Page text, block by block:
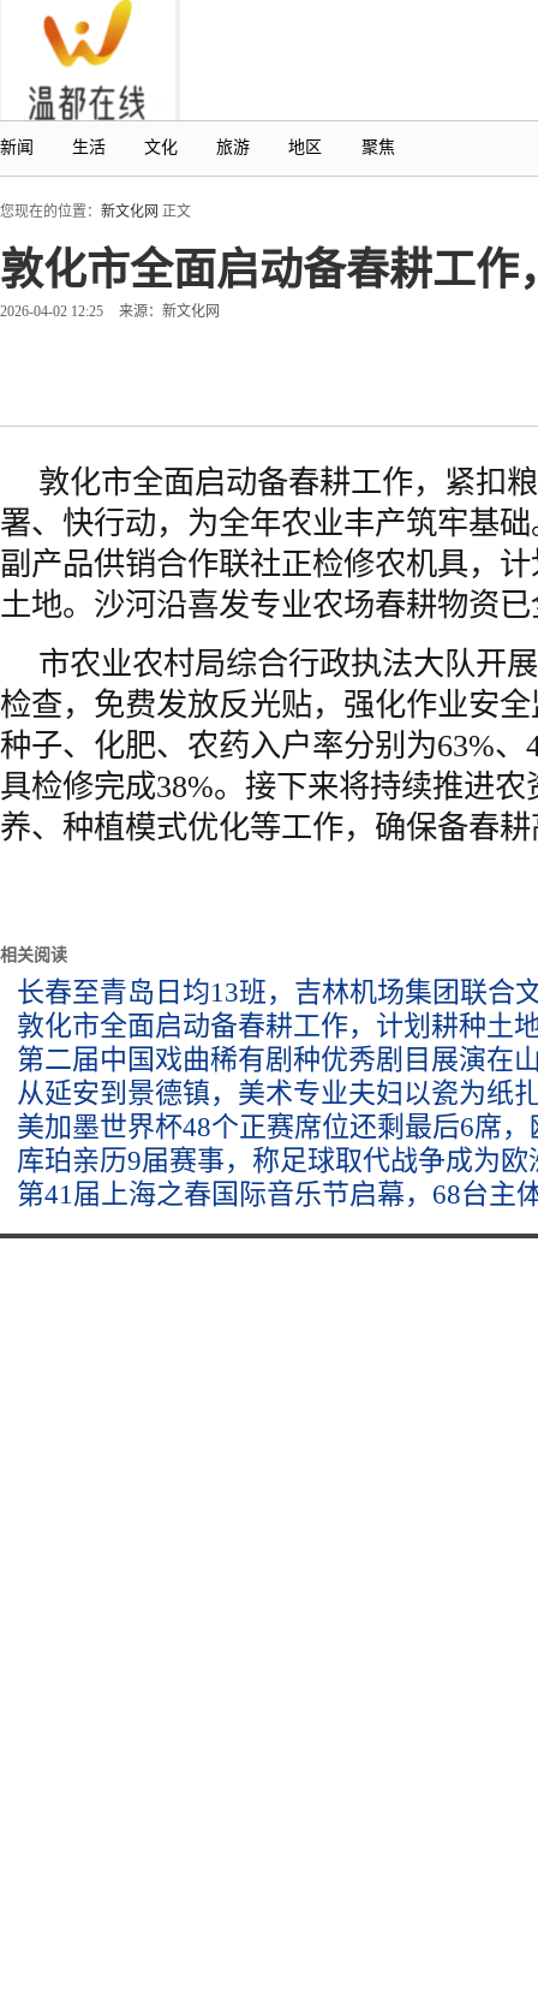
新闻 生活 文化 旅游 地区 聚焦
您现在的位置： 新文化网 正文
敦化市全面启动备春耕工
2026-04-02 12:25 来源：新文化网
敦化市全面启动备春耕工作，紧扣
署、快行动，为全年农业丰产筑牢基
副产品供销合作联社正检修农机具，
土地。沙河沿喜发专业农场春耕物资
市农业农村局综合行政执法大队开
检查，免费发放反光贴，强化作业安
种子、化肥、农药入户率分别为63%、
具检修完成38%。接下来将持续推进
养、种植模式优化等工作，确保备春
相关阅读
长春至青岛日均13班，吉林机场集团联合
敦化市全面启动备春耕工作，计划耕种土
第二届中国戏曲稀有剧种优秀剧目展演在
从延安到景德镇，美术专业夫妇以瓷为纸
美加墨世界杯48个正赛席位还剩最后6席
库珀亲历9届赛事，称足球取代战争成为
第41届上海之春国际音乐节启幕，68台主